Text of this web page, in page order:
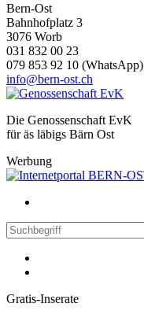
Bern-Ost
Bahnhofplatz 3
3076 Worb
031 832 00 23
079 853 92 10 (WhatsApp)
info@bern-ost.ch
Die Genossenschaft EvK
für äs läbigs Bärn Ost
Werbung
Gratis-Inserate